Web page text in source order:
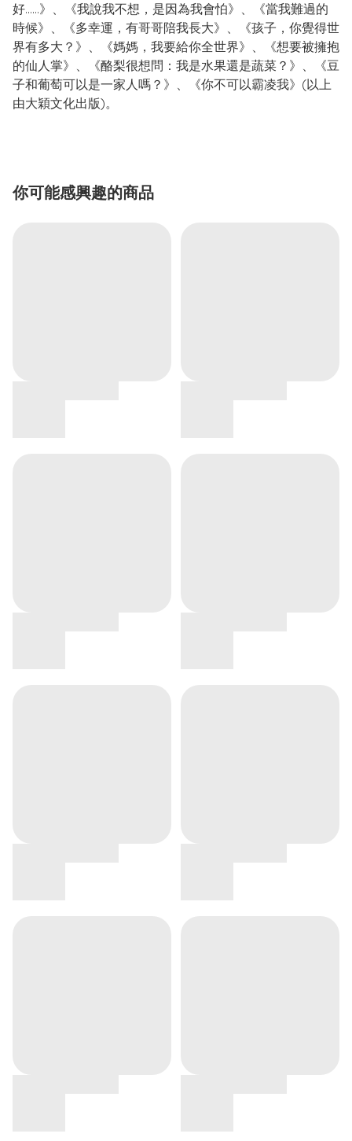
好......》、《我說我不想，是因為我會怕》、《當我難過的
時候》、《多幸運，有哥哥陪我長大》、《孩子，你覺得世
界有多大？》、《媽媽，我要給你全世界》、《想要被擁抱
的仙人掌》、《酪梨很想問：我是水果還是蔬菜？》、《豆
子和葡萄可以是一家人嗎？》、《你不可以霸凌我》(以上
由大穎文化出版)。
你可能感興趣的商品